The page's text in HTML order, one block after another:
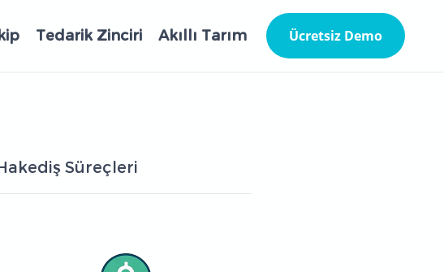
Tedarik Zinciri Akıllı Tarım Ücretsiz Demo
Süreçleri